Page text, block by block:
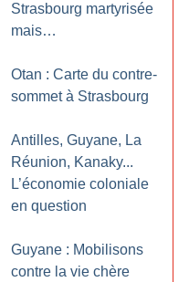
Strasbourg martyrisée
mais…
Otan : Carte du contre-
sommet à Strasbourg
Antilles, Guyane, La
Réunion, Kanaky...
L’économie coloniale
en question
Guyane : Mobilisons
contre la vie chère